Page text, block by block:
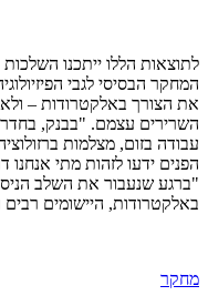
לתוצאות הללו ייתכנו
המחקר הבסיסי לגבי
את הצורך באלקטרודות –
השרירים עצמם. "בבנק, בחדר
עבודה בזום, מצלמות
הפנים ידעו לזהות מתי
"ברגע שנעבור את השלב
באלקטרודות, היישומים רבים
מחקר